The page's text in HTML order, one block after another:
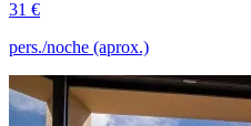
31 €
pers./noche (aprox.)